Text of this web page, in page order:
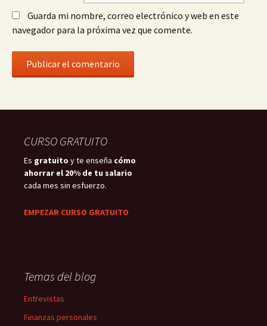
Guarda mi nombre, correo electrónico y web en este
navegador para la próxima vez que comente.
CURSO GRATUITO
Es gratuito y te enseña cómo
ahorrar el 20% de tu salario
cada mes sin esfuerzo.
EMPEZAR CURSO GRATUITO
Temas del blog
Entrevistas
Finanzas personales